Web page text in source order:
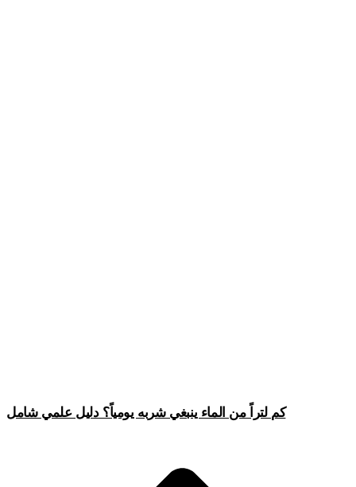
كم لتراً من الماء ينبغي شربه يومياً؟ دليل علمي شامل